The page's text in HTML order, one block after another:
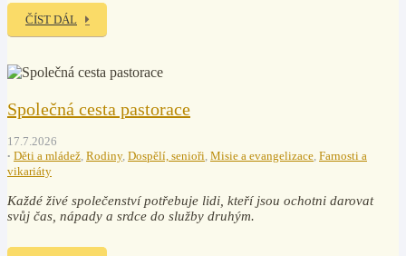
ČÍST DÁL
Společná cesta pastorace
17.7.2026
Děti a mládež, Rodiny, Dospělí, senioři, Misie a evangelizace, Farnosti a
vikariáty
Každé živé společenství potřebuje lidi, kteří jsou ochotni darovat
svůj čas, nápady a srdce do služby druhým.